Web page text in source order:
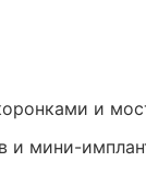
и
и мини-